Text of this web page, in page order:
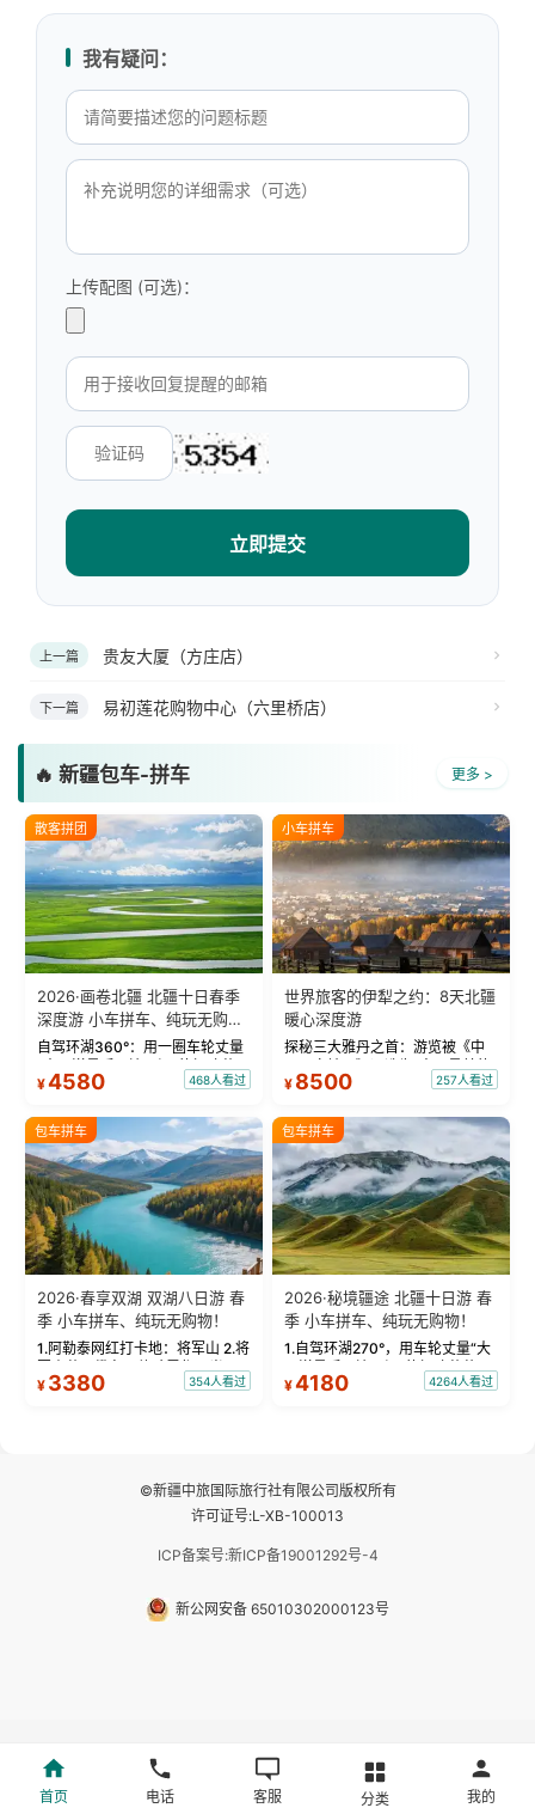
我有疑问：
上传配图 (可选)：
立即提交
上一篇 贵友大厦（方庄店）
下一篇 易初莲花购物中心（六里桥店）
🔥 新疆包车-拼车 更多 >
散客拼团
2026·画卷北疆 北疆十日春季
深度游 小车拼车、纯玩无购
物！
自驾环湖360°：用一圈车轮丈量
“大西洋最后一滴眼泪”的极致蔚
蓝。 赛湖旅拍：甄选多款风格服
绝美瞬间。 赛湖坦克300跟车视
频：专业摄影师...
¥4580 468人看过
小车拼车
世界旅客的伊犁之约：8天北疆
暖心深度游
探秘三大雅丹之首：游览被《中
国国家地理》评选为“中国最美的
三大雅丹”第一名的克拉玛依魔鬼
瓦人最大村落——禾木村，欣赏
晨雾与小木...
¥ 8500 257人看过
包车拼车
2026·春享双湖 双湖八日游 春
季 小车拼车、纯玩无购物！
1.阿勒泰网红打卡地：将军山 2.将
军山落日缆车，体验雪都风光 3.
将军山，夕阳派对，蹦迪party 4.
¥ 3380 354人看过
包车拼车
2026·秘境疆途 北疆十日游 春
季 小车拼车、纯玩无购物！
1.自驾环湖270°，用车轮丈量“大
西洋最后一滴眼泪”的极致蔚蓝，
让雪山、花海与深邃湖水在转弯
¥4180 4264人看过
©新疆中旅国际旅行社有限公司版权所有
许可证号:L-XB-100013
ICP备案号:新ICP备19001292号-4
新公网安备 65010302000123号
首页 电话 客服 分类 我的